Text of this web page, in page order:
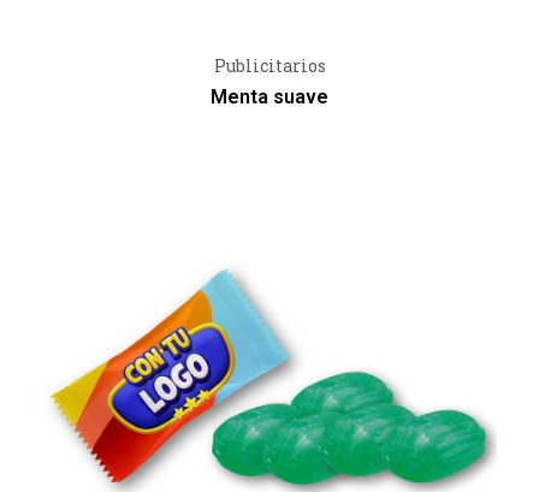
Vista Rápida
Publicitarios
Menta suave